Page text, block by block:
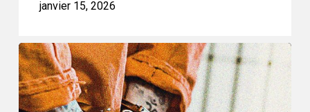
janvier 15, 2026
L’Association
canadienne
des
libertés